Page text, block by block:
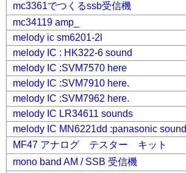
mc3361でつくるssb受信機
mc34119 amp_
melody ic sm6201-2l
melody IC : HK322-6 sound
melody IC :SVM7570 here
melody IC :SVM7910 here.
melody IC :SVM7962 here.
melody IC LR34611 sounds
melody IC MN6221dd :panasonic sound
MF47 アナログ テスター キット
mono band AM / SSB 受信機